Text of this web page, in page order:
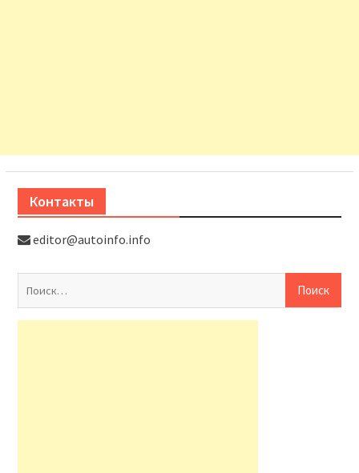
Контакты
editor@autoinfo.info